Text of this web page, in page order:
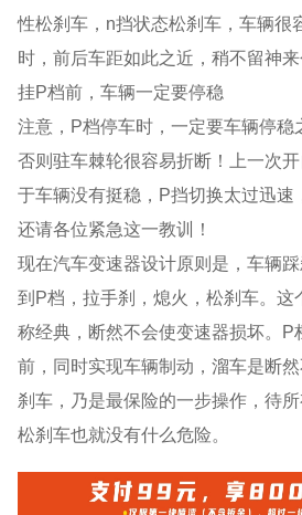
性松刹车，n挡状态松刹车，车辆很
时，前后车距如此之近，稍不留神来
挂P档前，车辆一定要停稳
注意，P档停车时，一定要车辆停稳
否则驻车棘轮很容易折断！上一次
于车辆没有挺稳，P挡切换太过迅速
还请各位紧急这一教训！
现在汽车变速器设计原则是，车辆
到P档，拉手刹，熄火，松刹车。这
称经典，断然不会使变速器损坏。P
前，同时实现车辆制动，溜车是断
刹车，乃是最保险的一步操作，待
松刹车也就没有什么危险。